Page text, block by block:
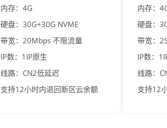
内存：4G
硬盘：30G+30G NVME
带宽：20Mbps 不限流量
IP数：1IP原生
线路：CN2低延迟
支持12小时内退回新区云余额
内存：
硬盘：
带宽：
IP数：
线路：
支持12